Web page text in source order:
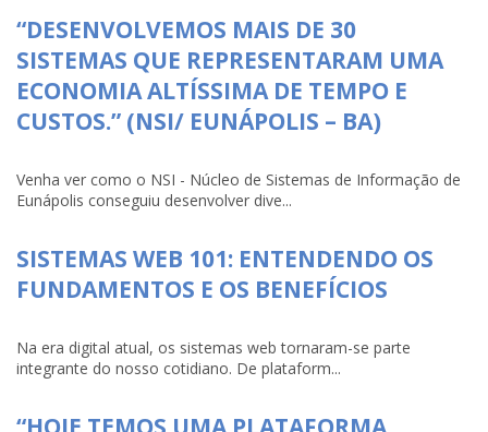
“DESENVOLVEMOS MAIS DE 30
SISTEMAS QUE REPRESENTARAM UMA
ECONOMIA ALTÍSSIMA DE TEMPO E
CUSTOS.” (NSI/ EUNÁPOLIS – BA)
Venha ver como o NSI - Núcleo de Sistemas de Informação de
Eunápolis conseguiu desenvolver dive...
SISTEMAS WEB 101: ENTENDENDO OS
FUNDAMENTOS E OS BENEFÍCIOS
Na era digital atual, os sistemas web tornaram-se parte
integrante do nosso cotidiano. De plataform...